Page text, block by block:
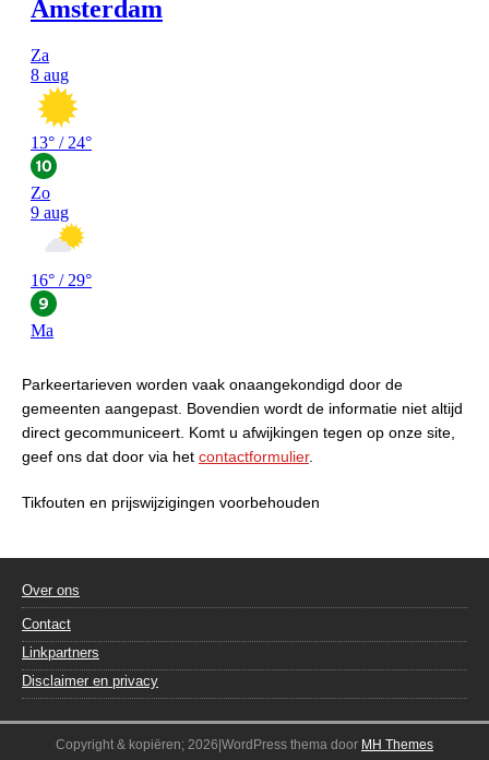
Parkeertarieven worden vaak onaangekondigd door de
gemeenten aangepast. Bovendien wordt de informatie niet altijd
direct gecommuniceert. Komt u afwijkingen tegen op onze site,
geef ons dat door via het contactformulier.
Tikfouten en prijswijzigingen voorbehouden
Over ons
Contact
Linkpartners
Disclaimer en privacy
Copyright & kopiëren; 2026|WordPress thema door MH Themes